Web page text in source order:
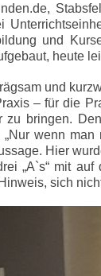
und
heute
und
– für die
zu bringen.
wenn
Hier
„A`s“ mit
sich